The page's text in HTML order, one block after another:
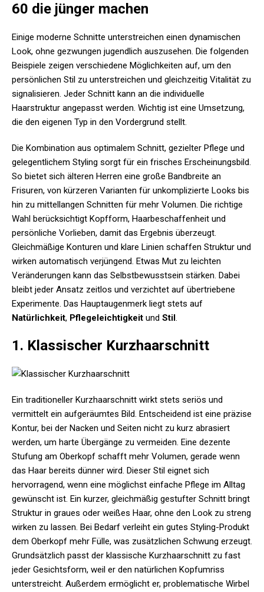
60 die jünger machen
Einige moderne Schnitte unterstreichen einen dynamischen
Look, ohne gezwungen jugendlich auszusehen. Die folgenden
Beispiele zeigen verschiedene Möglichkeiten auf, um den
persönlichen Stil zu unterstreichen und gleichzeitig Vitalität zu
signalisieren. Jeder Schnitt kann an die individuelle
Haarstruktur angepasst werden. Wichtig ist eine Umsetzung,
die den eigenen Typ in den Vordergrund stellt.
Die Kombination aus optimalem Schnitt, gezielter Pflege und
gelegentlichem Styling sorgt für ein frisches Erscheinungsbild.
So bietet sich älteren Herren eine große Bandbreite an
Frisuren, von kürzeren Varianten für unkomplizierte Looks bis
hin zu mittellangen Schnitten für mehr Volumen. Die richtige
Wahl berücksichtigt Kopfform, Haarbeschaffenheit und
persönliche Vorlieben, damit das Ergebnis überzeugt.
Gleichmäßige Konturen und klare Linien schaffen Struktur und
wirken automatisch verjüngend. Etwas Mut zu leichten
Veränderungen kann das Selbstbewusstsein stärken. Dabei
bleibt jeder Ansatz zeitlos und verzichtet auf übertriebene
Experimente. Das Hauptaugenmerk liegt stets auf
Natürlichkeit, Pflegeleichtigkeit und Stil.
1. Klassischer Kurzhaarschnitt
Ein traditioneller Kurzhaarschnitt wirkt stets seriös und
vermittelt ein aufgeräumtes Bild. Entscheidend ist eine präzise
Kontur, bei der Nacken und Seiten nicht zu kurz abrasiert
werden, um harte Übergänge zu vermeiden. Eine dezente
Stufung am Oberkopf schafft mehr Volumen, gerade wenn
das Haar bereits dünner wird. Dieser Stil eignet sich
hervorragend, wenn eine möglichst einfache Pflege im Alltag
gewünscht ist. Ein kurzer, gleichmäßig gestufter Schnitt bringt
Struktur in graues oder weißes Haar, ohne den Look zu streng
wirken zu lassen. Bei Bedarf verleiht ein gutes Styling-Produkt
dem Oberkopf mehr Fülle, was zusätzlichen Schwung erzeugt.
Grundsätzlich passt der klassische Kurzhaarschnitt zu fast
jeder Gesichtsform, weil er den natürlichen Kopfumriss
unterstreicht. Außerdem ermöglicht er, problematische Wirbel